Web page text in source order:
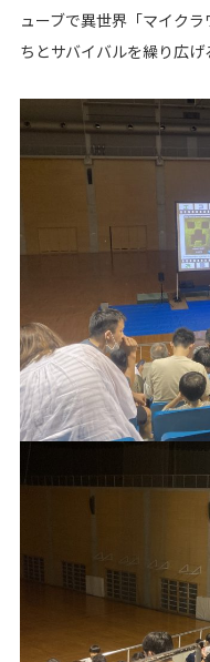
ューブで異世界「マイク
ちとサバイバルを繰り広げ